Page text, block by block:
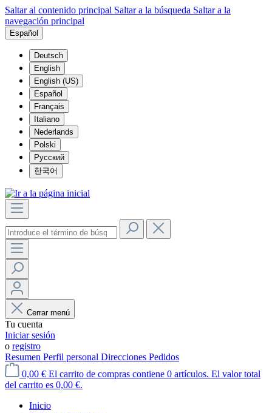
Saltar al contenido principal Saltar a la búsqueda Saltar a la
navegación principal
Español
Deutsch
English
English (US)
Español
Français
Italiano
Nederlands
Polski
Русский
한국어
Cerrar menú
Tu cuenta
Iniciar sesión
o registro
Resumen Perfil personal Direcciones Pedidos
0,00 € El carrito de compras contiene 0 artículos. El valor total
del carrito es 0,00 €.
Inicio